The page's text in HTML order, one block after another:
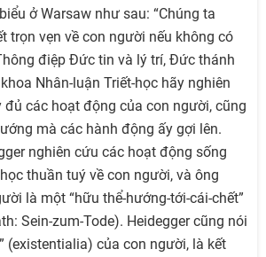
ở Warsaw như sau: “Chúng ta
trọn vẹn về con người nếu không có
điệp Đức tin và lý trí, Đức thánh
Nhân-luận Triết-học hãy nghiên
các hoạt động của con người, cũng
mà các hành động ấy gợi lên.
nghiên cứu các hoạt động sống
thuần tuý về con người, và ông
là một “hữu thể-hướng-tới-cái-chết”
Sein-zum-Tode). Heidegger cũng nói
(existentialia) của con người, là kết